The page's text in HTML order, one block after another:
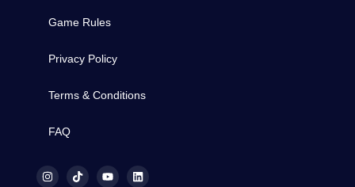
Game Rules
Privacy Policy
Terms & Conditions
FAQ